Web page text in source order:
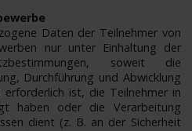
Daten der Teilnehmer von
nur unter Einhaltung der
soweit die
Durchführung und Abwicklung
erforderlich ist, die Teilnehmer in
haben oder die Verarbeitung
dient (z. B. an der Sicherheit